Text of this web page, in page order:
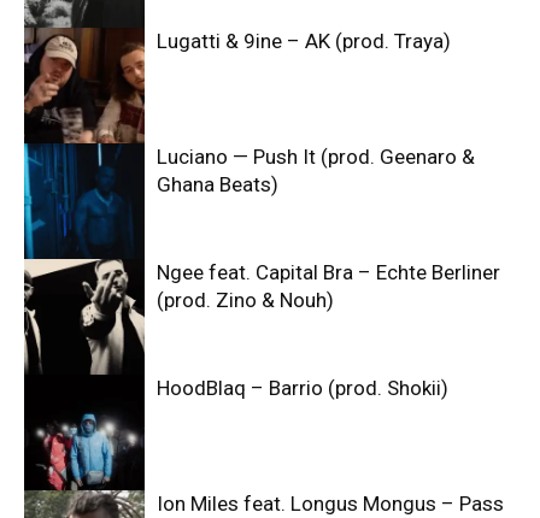
Lugatti & 9ine – AK (prod. Traya)
Luciano — Push It (prod. Geenaro &
Ghana Beats)
Ngee feat. Capital Bra – Echte Berliner
(prod. Zino & Nouh)
HoodBlaq – Barrio (prod. Shokii)
Ion Miles feat. Longus Mongus – Pass